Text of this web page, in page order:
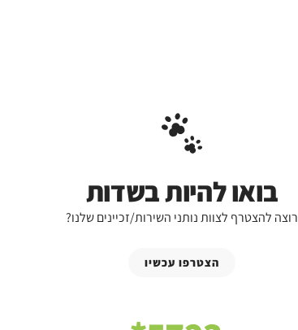
בואו להיות בשדות
רוצה להצטרף לצוות נותני השירות/זכיינים שלנו?
הצטרפו עכשיו